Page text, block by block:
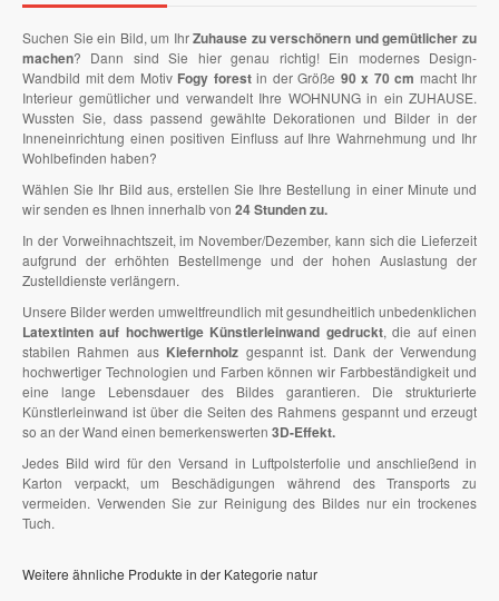
Suchen Sie ein Bild, um IhrZuhause zu verschönern und gemütlicher zu
machen? Dann sind Sie hier genau richtig! Ein modernes Design-
Wandbild mit dem Motiv Fogy forestin der Größe 90 x 70 cm macht Ihr
Interieur gemütlicher und verwandelt Ihre WOHNUNG in ein ZUHAUSE.
Wussten Sie, dass passend gewählte Dekorationen und Bilder in der
Inneneinrichtung einen positiven Einfluss auf Ihre Wahrnehmung und Ihr
Wohlbefinden haben?
Wählen Sie Ihr Bild aus, erstellen Sie Ihre Bestellung in einer Minute und
wir senden es Ihnen innerhalb von 24 Stunden zu.
In der Vorweihnachtszeit, im November/Dezember, kann sich die Lieferzeit
aufgrund der erhöhten Bestellmenge und der hohen Auslastung der
Zustelldienste verlängern.
Unsere Bilder werden umweltfreundlich mit gesundheitlich unbedenklichen
Latextinten auf hochwertige Künstlerleinwand gedruckt, die auf einen
stabilen Rahmen aus Kiefernholz gespannt ist. Dank der Verwendung
hochwertiger Technologien und Farben können wir Farbbeständigkeit und
eine lange Lebensdauer des Bildes garantieren. Die strukturierte
Künstlerleinwand ist über die Seiten des Rahmens gespannt und erzeugt
so an der Wand einen bemerkenswerten 3D-Effekt.
Jedes Bild wird für den Versand in Luftpolsterfolie und anschließend in
Karton verpackt, um Beschädigungen während des Transports zu
vermeiden. Verwenden Sie zur Reinigung des Bildes nur ein trockenes
Tuch.
Weitere ähnliche Produkte in der Kategorie natur